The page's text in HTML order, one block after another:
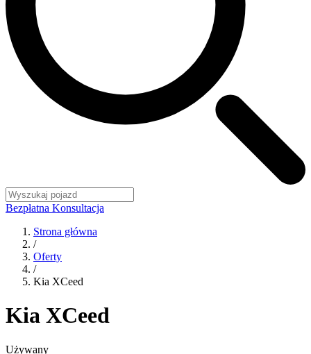
Bezpłatna Konsultacja
Strona główna
/
Oferty
/
Kia XCeed
Kia XCeed
Używany